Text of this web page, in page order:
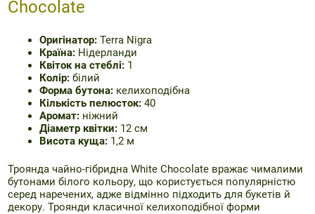
Chocolate
Оригінатор:Terra Nigra
Країна: Нідерланди
Квіток на стеблі: 1
Колір: білий
Форма бутона: келихоподібна
Кількість пелюсток: 40
Аромат: ніжний
Діаметр квітки: 12 см
Висота куща: 1,2 м
Троянда чайно-гібридна White Chocolate вражає чималими
бутонами білого кольору, що користується популярністю
серед наречених, адже відмінно підходить для букетів й
декору. Троянди класичної келихоподібної форми